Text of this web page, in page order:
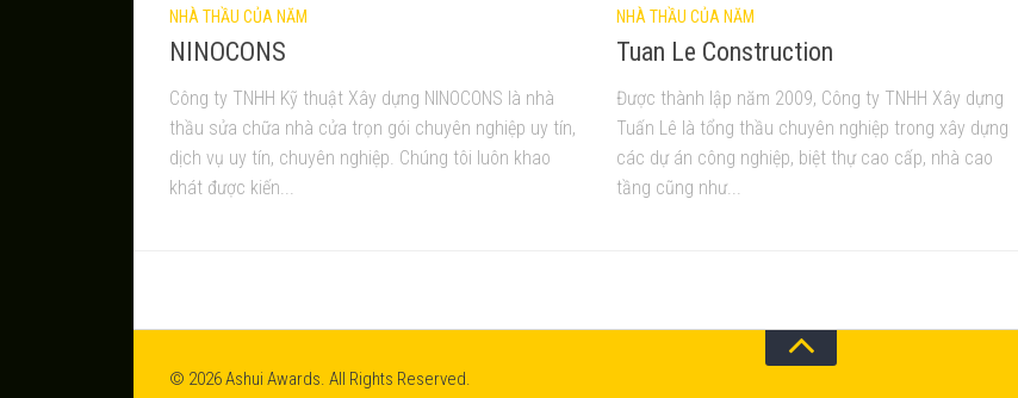
NHÀ THẦU CỦA NĂM
NINOCONS
Công ty TNHH Kỹ thuật Xây dựng NINOCONS là nhà
thầu sửa chữa nhà cửa trọn gói chuyên nghiệp uy tín,
dịch vụ uy tín, chuyên nghiệp. Chúng tôi luôn khao
khát được kiến...
NHÀ THẦU CỦA NĂM
Tuan Le Construction
Được thành lập năm 2009, Công ty TNHH Xây dựng
Tuấn Lê là tổng thầu chuyên nghiệp trong xây dựng
các dự án công nghiệp, biệt thự cao cấp, nhà cao
tầng cũng như...
© 2026 Ashui Awards. All Rights Reserved.